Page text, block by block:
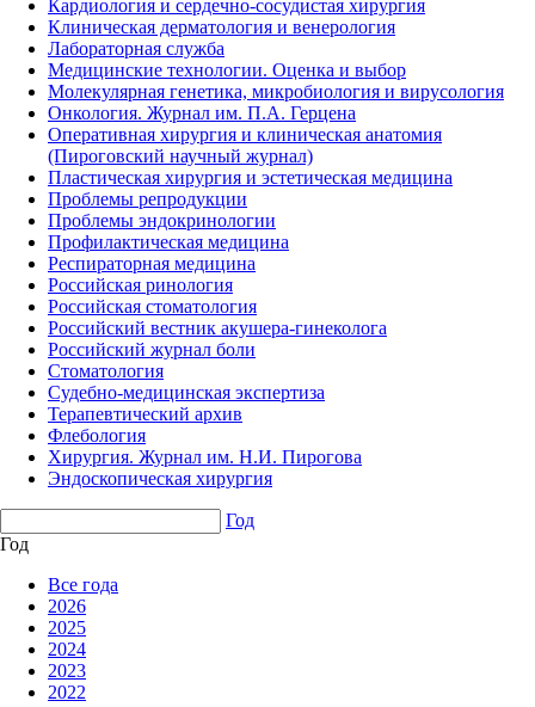
Кардиология и сердечно-сосудистая хирургия
Клиническая дерматология и венерология
Лабораторная служба
Медицинские технологии. Оценка и выбор
Молекулярная генетика, микробиология и вирусология
Онкология. Журнал им. П.А. Герцена
Оперативная хирургия и клиническая анатомия
(Пироговский научный журнал)
Пластическая хирургия и эстетическая медицина
Проблемы репродукции
Проблемы эндокринологии
Профилактическая медицина
Респираторная медицина
Российская ринология
Российская стоматология
Российский вестник акушера-гинеколога
Российский журнал боли
Стоматология
Судебно-медицинская экспертиза
Терапевтический архив
Флебология
Хирургия. Журнал им. Н.И. Пирогова
Эндоскопическая хирургия
Год
Год
Все года
2026
2025
2024
2023
2022